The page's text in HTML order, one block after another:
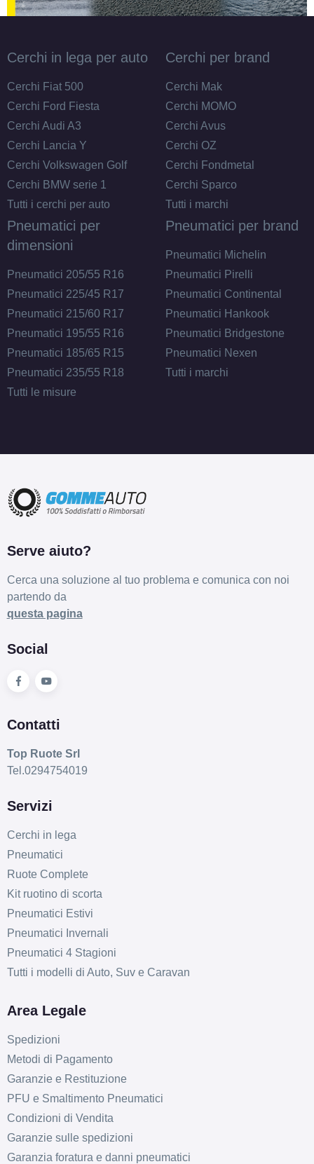
C
Cerchi in lega per auto
Cerchi Fiat 500
Cerchi Ford Fiesta
Cerchi Audi A3
Cerchi Lancia Y
Cerchi Volkswagen Golf
Cerchi BMW serie 1
Tutti i cerchi per auto
Cerchi per brand
Cerchi Mak
Cerchi MOMO
Cerchi Avus
Cerchi OZ
Cerchi Fondmetal
Cerchi Sparco
Tutti i marchi
Pneumatici per
dimensioni
Pneumatici 205/55 R16
Pneumatici 225/45 R17
Pneumatici 215/60 R17
Pneumatici 195/55 R16
Pneumatici 185/65 R15
Pneumatici 235/55 R18
Tutti le misure
Pneumatici per brand
Pneumatici Michelin
Pneumatici Pirelli
Pneumatici Continental
Pneumatici Hankook
Pneumatici Bridgestone
Pneumatici Nexen
Tutti i marchi
Serve aiuto?
Cerca una soluzione al tuo problema e comunica con noi
partendo da
questa pagina
Social
Contatti
Top Ruote Srl
Tel.0294754019
Servizi
Cerchi in lega
Pneumatici
Ruote Complete
Kit ruotino di scorta
Pneumatici Estivi
Pneumatici Invernali
Pneumatici 4 Stagioni
Tutti i modelli di Auto, Suv e Caravan
Area Legale
Spedizioni
Metodi di Pagamento
Garanzie e Restituzione
PFU e Smaltimento Pneumatici
Condizioni di Vendita
Garanzie sulle spedizioni
Garanzia foratura e danni pneumatici